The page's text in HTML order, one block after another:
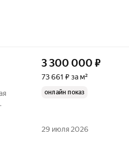
3 300 000 ₽
73 661 ₽ за м²
онлайн показ
29 июля 2026